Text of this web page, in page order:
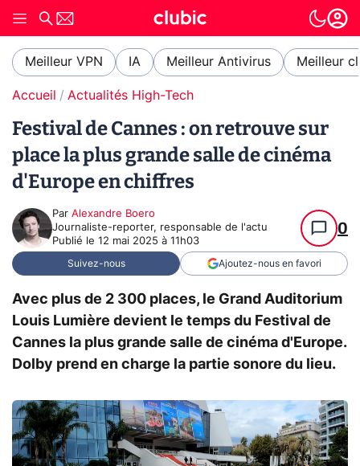
Meilleur VPN IA Meilleur Antivirus Meilleur
Accueil Actualités High-Tech
Festival de Cannes : on retrouve sur
place la plus grande salle de cinéma
d'Europe en chiffres
Par Alexandre Boero
Journaliste-reporter, responsable de l'actu
Publié le 12 mai 2025 à 11h03
0
Suivez-nous Ajoutez-nous en favori
Avec plus de 2 300 places, le Grand Auditorium
Louis Lumière devient le temps du Festival de
Cannes la plus grande salle de cinéma d'Europe.
Dolby prend en charge la partie sonore du lieu.